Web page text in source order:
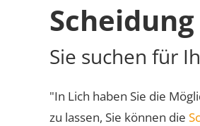
Sie suchen für
"In Lich haben Sie die
zu lassen, Sie können die